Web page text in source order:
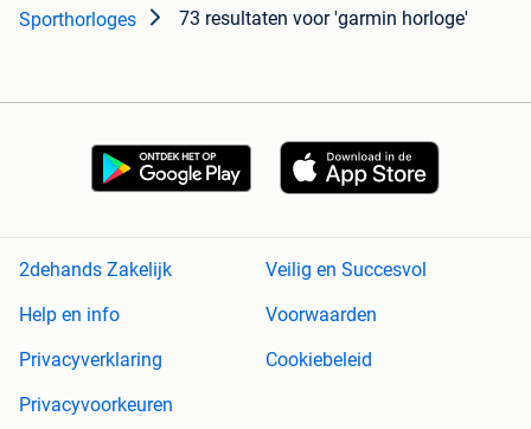
Sporthorloges 73 resultaten voor 'garmin horloge'
2dehands Zakelijk
Veilig en Succesvol
Help en info
Voorwaarden
Privacyverklaring
Cookiebeleid
Privacyvoorkeuren